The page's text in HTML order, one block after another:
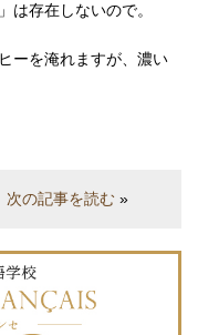
は存在しないので。
ーを淹れますが、濃い
次の記事を読む»